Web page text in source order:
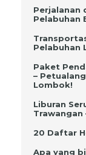
Perjalanan
Pelabuhan
Pelabuhan
Paket
–
Lombok!
Liburan
Trawangan
20 Daftar
Apa yang